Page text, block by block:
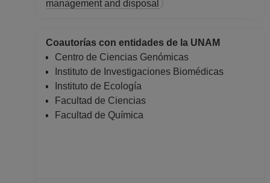
management and disposal
Coautorías con entidades de la UNAM
Centro de Ciencias Genómicas
Instituto de Investigaciones Biomédicas
Instituto de Ecología
Facultad de Ciencias
Facultad de Química